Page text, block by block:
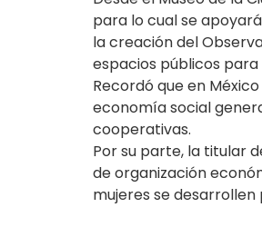
para lo cual se
la creación del
espacios públicos
Recordó que en
economía social
cooperativas.
Por su parte, la titular
de organización
mujeres se